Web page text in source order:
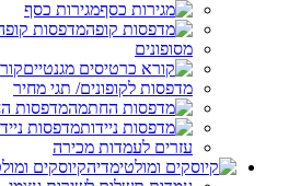
מגירות כסף
מדפסות
מסופונים
מדפסות לקופונים/ תגי מחיר
מדפסות
מדפסות
עזרים לעמדות מכירה
קיוסקים